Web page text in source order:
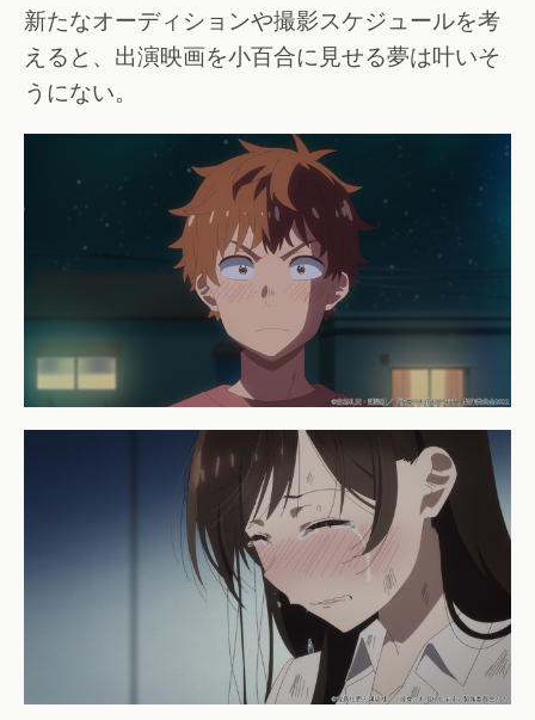
新たなオーディションや撮影スケジュールを考
えると、出演映画を小百合に見せる夢は叶いそ
うにない。